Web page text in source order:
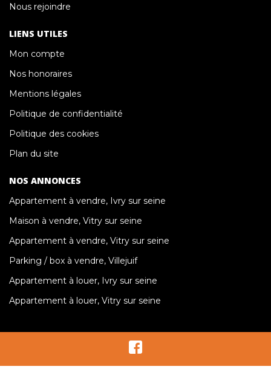
Nous rejoindre
LIENS UTILES
Mon compte
Nos honoraires
Mentions légales
Politique de confidentialité
Politique des cookies
Plan du site
NOS ANNONCES
Appartement à vendre, Ivry sur seine
Maison à vendre, Vitry sur seine
Appartement à vendre, Vitry sur seine
Parking / box à vendre, Villejuif
Appartement à louer, Ivry sur seine
Appartement à louer, Vitry sur seine